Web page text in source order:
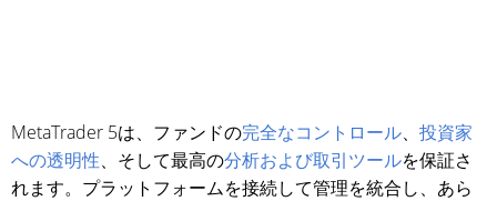
MetaTrader 5は、ファンドの完全なコントロール、 投資家
への透明性、そして最高の分析および取引ツールを保証さ
れます。プラットフォームを接続して管理を統合し、あら